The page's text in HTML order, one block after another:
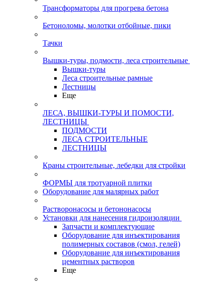
Трансформаторы для прогрева бетона
Бетоноломы, молотки отбойные, пики
Тачки
Вышки-туры, подмости, леса строительные
Вышки-туры
Леса строительные рамные
Лестницы
Еще
ЛЕСА, ВЫШКИ-ТУРЫ И ПОМОСТИ,
ЛЕСТНИЦЫ
ПОДМОСТИ
ЛЕСА СТРОИТЕЛЬНЫЕ
ЛЕСТНИЦЫ
Краны строительные, лебедки для стройки
ФОРМЫ для тротуарной плитки
Оборудование для малярных работ
Растворонасосы и бетононасосы
Установки для нанесения гидроизоляции
Запчасти и комплектующие
Оборудование для инъектирования
полимерных составов (смол, гелей)
Оборудование для инъектирования
цементных растворов
Еще